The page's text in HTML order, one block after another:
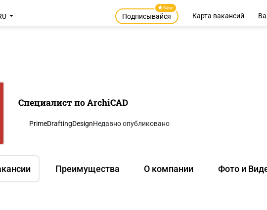
New
Подписывайся Карта вакансий
Специалист по ArchiCAD
PrimeDraftingDesignНедавно опубликовано
Преимущества О компании Фото и